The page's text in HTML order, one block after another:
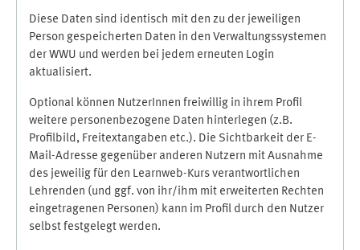
Diese Daten sind identisch mit den zu der jeweiligen
Person gespeicherten Daten in den Verwaltungssystemen
der WWU und werden bei jedem erneuten Login
aktualisiert.
Optional können NutzerInnen freiwillig in ihrem Profil
weitere personenbezogene Daten hinterlegen (z.B.
Profilbild, Freitextangaben etc.). Die Sichtbarkeit der E-
Mail-Adresse gegenüber anderen Nutzern mit Ausnahme
des jeweilig für den Learnweb-Kurs verantwortlichen
Lehrenden (und ggf. von ihr/ihm mit erweiterten Rechten
eingetragenen Personen) kann im Profil durch den Nutzer
selbst festgelegt werden.